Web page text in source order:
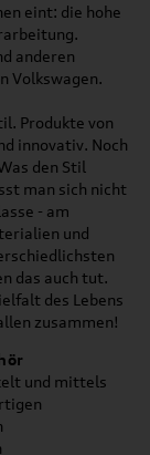
eint: die hohe
anderen
Volkswagen.
Produkte von
innovativ. Noch
den Stil
man sich nicht
- am
und
das auch tut.
des Lebens
zusammen!
und mittels